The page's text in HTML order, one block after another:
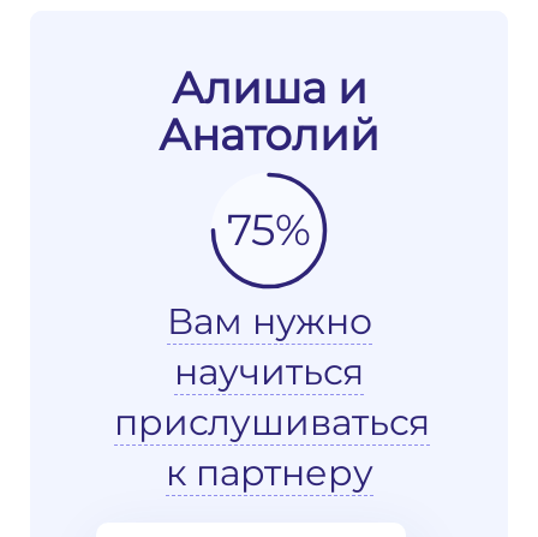
Алиша и
Анатолий
75%
Вам нужно
научиться
прислушиваться
к партнеру